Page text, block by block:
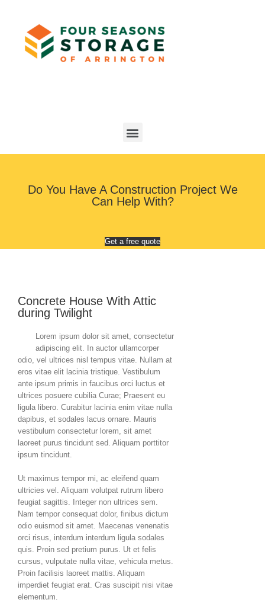
Do You Have A Construction Project We
Can Help With?
Get a free quote
Concrete House With Attic
during Twilight
Lorem ipsum dolor sit amet, consectetur
adipiscing elit. In auctor ullamcorper
odio, vel ultrices nisl tempus vitae. Nullam at
eros vitae elit lacinia tristique. Vestibulum
ante ipsum primis in faucibus orci luctus et
ultrices posuere cubilia Curae; Praesent eu
ligula libero. Curabitur lacinia enim vitae nulla
dapibus, et sodales lacus ornare. Mauris
vestibulum consectetur lorem, sit amet
laoreet purus tincidunt sed. Aliquam porttitor
ipsum tincidunt.
Ut maximus tempor mi, ac eleifend quam
ultricies vel. Aliquam volutpat rutrum libero
feugiat sagittis. Integer non ultrices sem.
Nam tempor consequat dolor, finibus dictum
odio euismod sit amet. Maecenas venenatis
orci risus, interdum interdum ligula sodales
quis. Proin sed pretium purus. Ut et felis
cursus, vulputate nulla vitae, vehicula metus.
Proin facilisis laoreet mattis. Aliquam
imperdiet feugiat erat. Cras suscipit nisi vitae
elementum.